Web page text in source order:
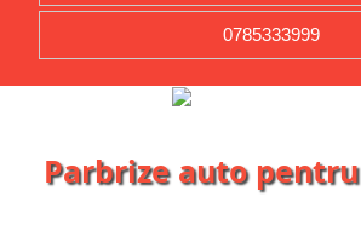
0785333999
Parbrize auto